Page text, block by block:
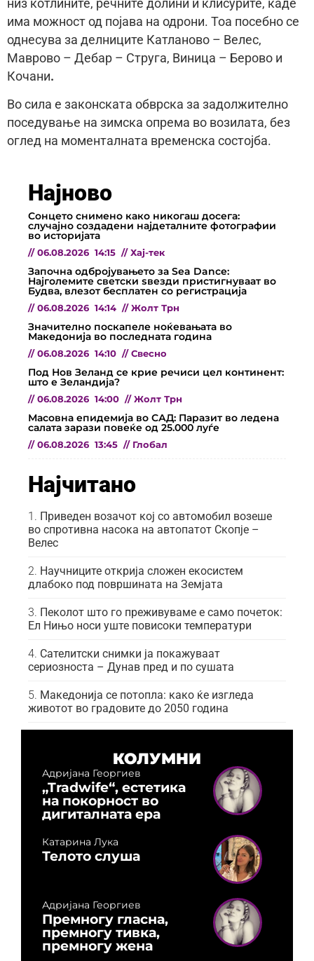
низ котлините, речните долини и клисурите, каде
има можност од појава на одрони. Тоа посебно се
однесува за делниците Катланово – Велес,
Маврово – Дебар – Струга, Виница – Берово и
Кочани.
Во сила е законската обврска за задолжително
поседување на зимска опрема во возилата, без
оглед на моменталната временска состојба.
Најново
Сонцето снимено како никогаш досега:
случајно создадени најдеталните фотографии
во историјата
// 06.08.2026 14:15 // Хај-тек
Започна одбројувањето за Sea Dance:
Најголемите светски ѕвезди пристигнуваат во
Будва, влезот бесплатен со регистрација
// 06.08.2026 14:14 // Жолт Трн
Значително поскапеле ноќевањата во
Македонија во последната година
// 06.08.2026 14:10 // Свесно
Под Нов Зеланд се крие речиси цел континент:
што е Зеландија?
// 06.08.2026 14:00 // Жолт Трн
Масовна епидемија во САД: Паразит во ледена
салата зарази повеќе од 25.000 луѓе
// 06.08.2026 13:45 // Глобал
Најчитано
Приведен возачот кој со автомобил возеше
во спротивна насока на автопатот Скопје –
Велес
Научниците открија сложен екосистем
длабоко под површината на Земјата
Пеколот што го преживуваме е само почеток:
Ел Нињо носи уште повисоки температури
Сателитски снимки ја покажуваат
сериозноста – Дунав пред и по сушата
Македонија се потопла: како ќе изгледа
животот во градовите до 2050 година
КОЛУМНИ
Адријана Георгиев
„Tradwife“, естетика
на покорност во
дигиталната ера
Катарина Лука
Телото слуша
Адријана Георгиев
Премногу гласна,
премногу тивка,
премногу жена